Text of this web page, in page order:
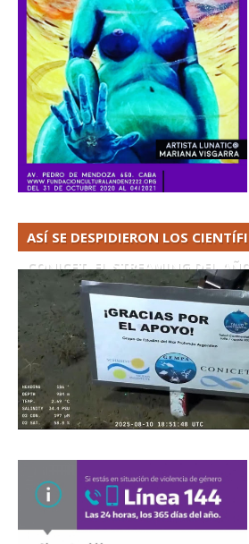
ASÍ SE DESPIDIERON LOS
CONICET. EL STREAMING DEL